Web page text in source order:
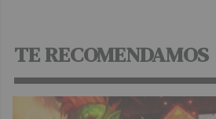
TE RECOMENDAMOS